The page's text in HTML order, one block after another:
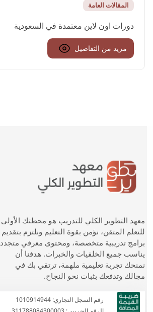
المقالات العامة
دورات اون لاين معتمدة في السعودية
مزيد من التفاصيل
معهد التطوير الكلي للتدريب هو محطتك الأولى
للتعلم المتقن، نؤمن بقوة التعليم ونلتزم بتقديم
برامج تدريبية متخصصة، ومحتوى معرفي متجدد
يناسب جميع الخلفيات والخبرات. هدفنا أن
نمنحك تجربة تعليمية ملهمة، ترتقي بك في
مجالك وتدفعك بثبات نحو النجاح.
رقم السجل التجاري: 1010914944